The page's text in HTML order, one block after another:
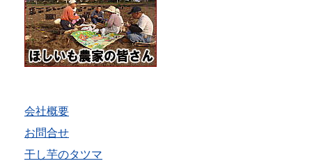
会社概要
お問合せ
干し芋のタツマ